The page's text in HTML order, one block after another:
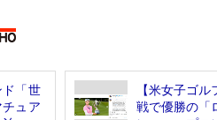
ド「世
ュア
【米女子ゴ
戦で優勝の「